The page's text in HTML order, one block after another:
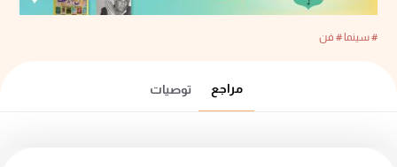
# سينما # فن
مراجع توصيات